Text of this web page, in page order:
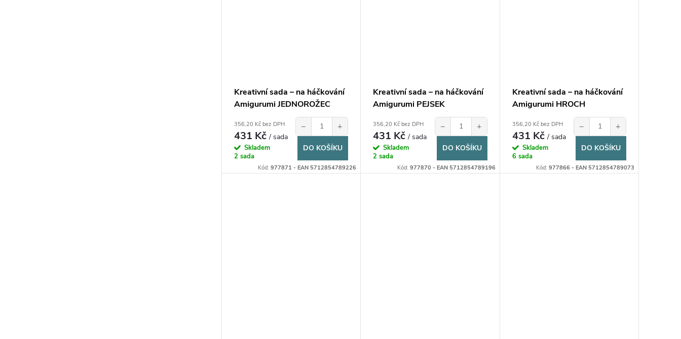
Kreativní sada – na háčkování
Amigurumi JEDNOROŽEC
356,20 Kč bez DPH
431 Kč/ sada
Skladem
2 sada
− +
DO KOŠÍKU
Kód:977871 - EAN 5712854789226
Kreativní sada – na háčkování
Amigurumi PEJSEK
356,20 Kč bez DPH
431 Kč/ sada
Skladem
2 sada
− +
DO KOŠÍKU
Kód: 977870 - EAN 5712854789196
Kreativní sada – na háčkování
Amigurumi HROCH
356,20 Kč bez DPH
431 Kč/ sada
Skladem
6 sada
− +
DO KOŠÍKU
Kód: 977866 - EAN 5712854789073